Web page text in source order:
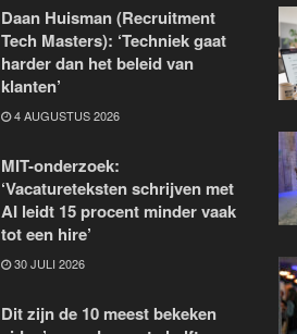
Daan Huisman (Recruitment
Tech Masters): ‘Techniek gaat
harder dan het beleid van
klanten’
4 AUGUSTUS 2026
MIT-onderzoek:
‘Vacatureteksten schrijven met
AI leidt 15 procent minder vaak
tot een hire’
30 JULI 2026
Dit zijn de 10 meest bekeken